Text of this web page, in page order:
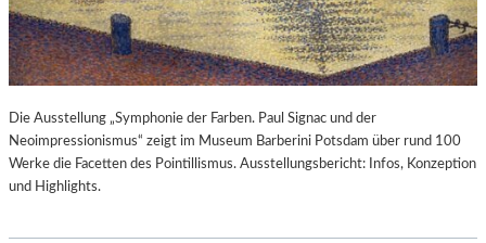
Die Ausstellung „Symphonie der Farben. Paul Signac und der
Neoimpressionismus“ zeigt im Museum Barberini Potsdam über rund 100
Werke die Facetten des Pointillismus. Ausstellungsbericht: Infos, Konzeption
und Highlights.